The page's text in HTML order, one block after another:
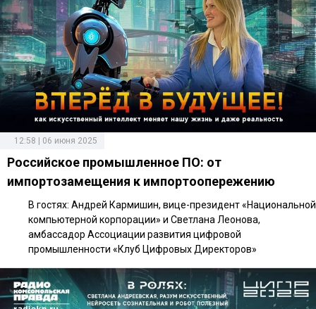
12:58 | 06 июня 2025
Российское промышленное ПО: от
импортозамещения к импортоопережению
В гостях: Андрей Кармишин, вице-президент «Национальной
компьютерной корпорации» и Светлана Леонова,
амбассадор Ассоциации развития цифровой
промышленности «Клуб Цифровых Директоров»